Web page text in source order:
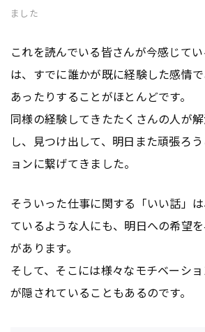
ました
これを読んでいる皆さんが今感じて
は、すでに誰かが既に経験した感情
あったりすることがほとんどです。
同様の経験してきたたくさんの人が
し、見つけ出して、明日また頑張ろ
ョンに繋げてきました。
そういった仕事に関する「いい話」
ているような人にも、明日への希望
があります。
そして、そこには様々なモチベーシ
が隠されていることもあるのです。